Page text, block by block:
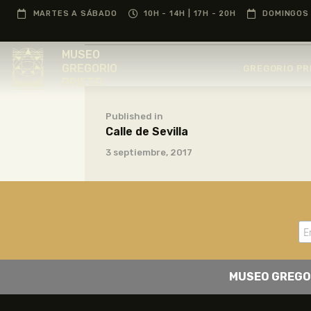
MARTES A SÁBADO 10H - 14H | 17H - 20H
MUSEO
Published in
Calle de Sevilla
3 septiembre, 2017
MUSEO